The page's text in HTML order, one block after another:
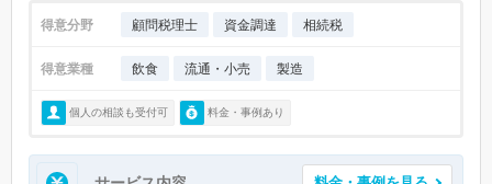
得意分野 顧問税理士 資金調達 相続税
得意業種 飲食 流通・小売 製造
個人の相談も受付可 料金・事例あり